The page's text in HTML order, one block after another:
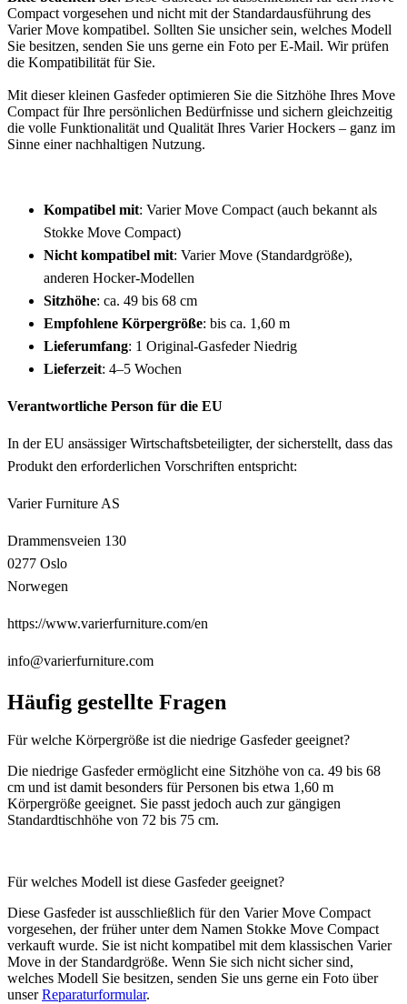
Compact vorgesehen und nicht mit der Standardausführung des
Varier Move kompatibel. Sollten Sie unsicher sein, welches Modell
Sie besitzen, senden Sie uns gerne ein Foto per E-Mail. Wir prüfen
die Kompatibilität für Sie.
Mit dieser kleinen Gasfeder optimieren Sie die Sitzhöhe Ihres Move
Compact für Ihre persönlichen Bedürfnisse und sichern gleichzeitig
die volle Funktionalität und Qualität Ihres Varier Hockers – ganz im
Sinne einer nachhaltigen Nutzung.
Kompatibel mit: Varier Move Compact (auch bekannt als
Stokke Move Compact)
Nicht kompatibel mit: Varier Move (Standardgröße),
anderen Hocker-Modellen
Sitzhöhe: ca. 49 bis 68 cm
Empfohlene Körpergröße: bis ca. 1,60 m
Lieferumfang: 1 Original-Gasfeder Niedrig
Lieferzeit: 4–5 Wochen
Verantwortliche Person für die EU
In der EU ansässiger Wirtschaftsbeteiligter, der sicherstellt, dass das
Produkt den erforderlichen Vorschriften entspricht:
Varier Furniture AS
Drammensveien 130
0277 Oslo
Norwegen
https://www.varierfurniture.com/en
info@varierfurniture.com
Häufig gestellte Fragen
Für welche Körpergröße ist die niedrige Gasfeder geeignet?
Die niedrige Gasfeder ermöglicht eine Sitzhöhe von ca. 49 bis 68
cm und ist damit besonders für Personen bis etwa 1,60 m
Körpergröße geeignet. Sie passt jedoch auch zur gängigen
Standardtischhöhe von 72 bis 75 cm.
Für welches Modell ist diese Gasfeder geeignet?
Diese Gasfeder ist ausschließlich für den Varier Move Compact
vorgesehen, der früher unter dem Namen Stokke Move Compact
verkauft wurde. Sie ist nicht kompatibel mit dem klassischen Varier
Move in der Standardgröße. Wenn Sie sich nicht sicher sind,
welches Modell Sie besitzen, senden Sie uns gerne ein Foto über
unserReparaturformular.